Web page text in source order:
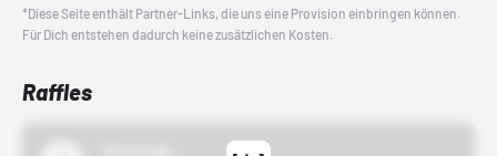
*Diese Seite enthält Partner-Links, die uns eine Provision einbringen können.
Für Dich entstehen dadurch keine zusätzlichen Kosten.
Raffles